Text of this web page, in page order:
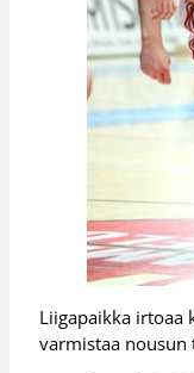
Liigapaikka irtoaa
varmistaa